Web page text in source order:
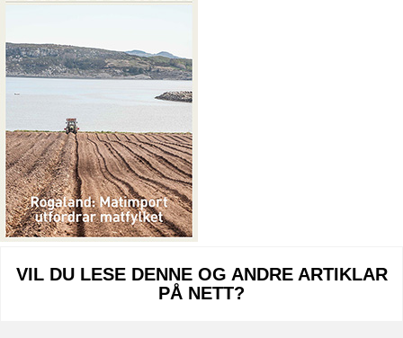
VIL DU LESE DENNE OG ANDRE ARTIKLAR
PÅ NETT?